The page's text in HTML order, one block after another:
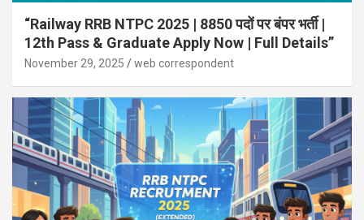
“Railway RRB NTPC 2025 | 8850 पदों पर बंपर भर्ती |
12th Pass & Graduate Apply Now | Full Details”
November 29, 2025 web correspondent